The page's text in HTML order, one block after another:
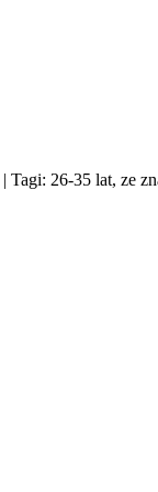
| Tagi: 26-35 lat, ze